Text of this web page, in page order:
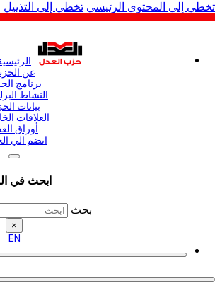
المحتوى الرئيسي تخطي إلى التذييل
الرئيسية
عن الحزب
برنامج الحزب
النشاط البرلماني
بيانات الحزب
العلاقات الخارجية
أوراق العدل
انضم الي الحزب
ابحث في الموقع